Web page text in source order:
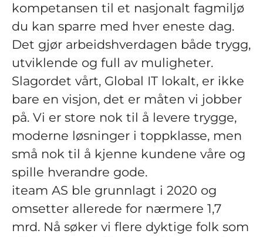
kompetansen til et nasjonalt fagmiljø
du kan sparre med hver eneste dag.
Det gjør arbeidshverdagen både trygg,
utviklende og full av muligheter.
Slagordet vårt, Global IT lokalt, er ikke
bare en visjon, det er måten vi jobber
på. Vi er store nok til å levere trygge,
moderne løsninger i toppklasse, men
små nok til å kjenne kundene våre og
spille hverandre gode.
iteam AS ble grunnlagt i 2020 og
omsetter allerede for nærmere 1,7
mrd. Nå søker vi flere dyktige folk som